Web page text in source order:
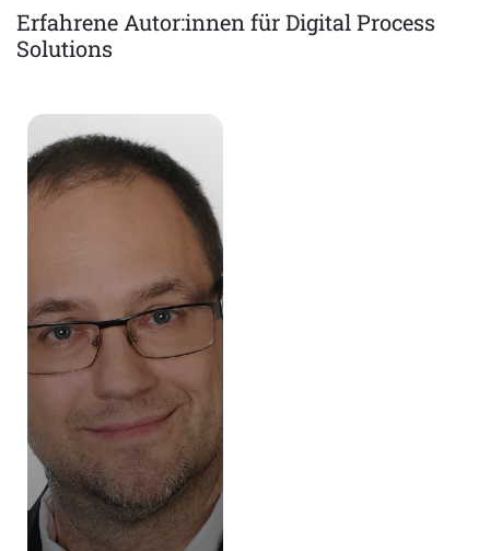
Erfahrene Autor:innen für Digital Process
Solutions